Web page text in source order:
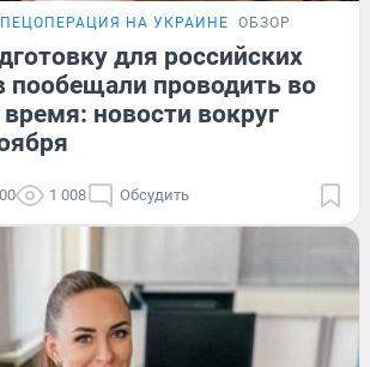
НА УКРАИНЕ ОБЗОР
для российских
пообещали проводить во
новости вокруг
1 008 Обсудить